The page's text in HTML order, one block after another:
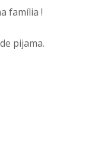
família !
pijama.